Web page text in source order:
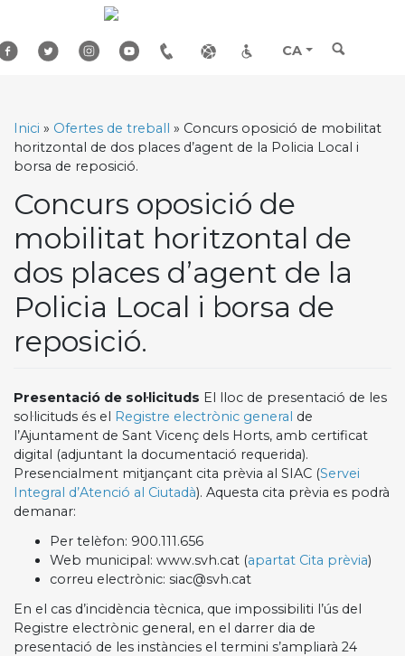
content
CA
Inici » Ofertes de treball » Concurs oposició de mobilitat
horitzontal de dos places d’agent de la Policia Local i
borsa de reposició.
Concurs oposició de
mobilitat horitzontal de
dos places d’agent de la
Policia Local i borsa de
reposició.
Presentació de sol·licituds El lloc de presentació de les
sol·licituds és el Registre electrònic general de
l’Ajuntament de Sant Vicenç dels Horts, amb certificat
digital (adjuntant la documentació requerida).
Presencialment mitjançant cita prèvia al SIAC (Servei
Integral d’Atenció al Ciutadà). Aquesta cita prèvia es podrà
demanar:
Per telèfon: 900.111.656
Web municipal: www.svh.cat (apartat Cita prèvia)
correu electrònic: siac@svh.cat
En el cas d’incidència tècnica, que impossibiliti l’ús del
Registre electrònic general, en el darrer dia de
presentació de les instàncies el termini s’ampliarà 24